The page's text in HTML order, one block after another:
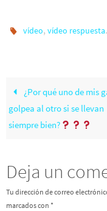
vídeo,vídeo respuesta.
¿Por qué uno de mis
golpea al otro si se llevan
siempre bien?
Deja un
Tu dirección de correo
marcados con *